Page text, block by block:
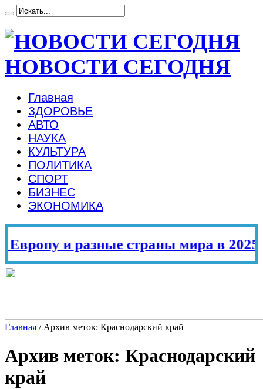
НОВОСТИ СЕГОДНЯ
Главная
ЗДОРОВЬЕ
АВТО
НАУКА
КУЛЬТУРА
ПОЛИТИКА
СПОРТ
БИЗНЕС
ЭКОНОМИКА
и разные страны мира в 2025
Главная / Архив меток: Краснодарский край
Архив меток: Краснодарский
край